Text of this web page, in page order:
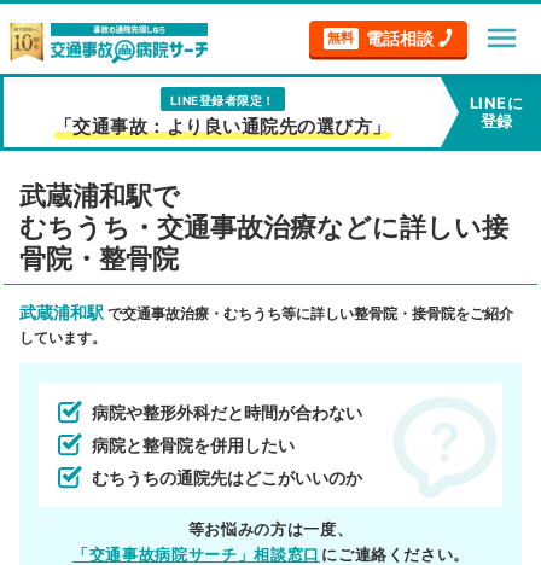
無料 電話相談 menu
LINE登録者限定！
「交通事故：より良い通院先の選び方」
LINEに
登録
武蔵浦和駅で
むちうち・交通事故治療などに詳しい接
骨院・整骨院
武蔵浦和駅 で交通事故治療・むちうち等に詳しい整骨院・接骨院をご紹介
しています。
病院や整形外科だと時間が合わない
病院と整骨院を併用したい
むちうちの通院先はどこがいいのか
等お悩みの方は一度、
「交通事故病院サーチ」相談窓口 にご連絡ください。